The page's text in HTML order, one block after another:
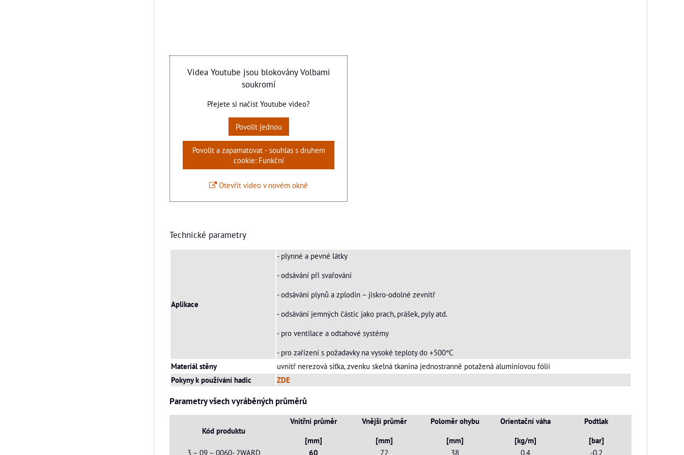
Videa Youtube jsou blokovány Volbami
soukromí
Přejete si načíst Youtube video?
Povolit jednou
Povolit a zapamatovat - souhlas s druhem
cookie: Funkční
Otevřít video v novém okně
Technické parametry
Aplikace
- plynné a pevné látky
- odsávání při svařování
- odsávání plynů a zplodin – jiskro-odolné zevnitř
- odsávání jemných částic jako prach, prášek, pyly atd.
- pro ventilace a odtahové systémy
- pro zařízení s požadavky na vysoké teploty do +500°C
Materiál stěny
uvnitř nerezová síťka, zvenku skelná tkanina jednostranně potažená aluminiovou fólií
Pokyny k používání hadic
ZDE
Parametry všech vyráběných průměrů
Kód produktu
Vnitřní průměr
[mm]
Vnější průměr
[mm]
Poloměr ohybu
[mm]
Orientační váha
[kg/m]
Podtlak
[bar]
3 – 09 – 0060- 2WARD
60 72 38 0,4
-0,2